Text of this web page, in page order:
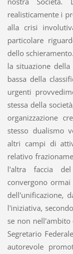
realisticamente i
alla crisi
particolare
dello
la situazione
bassa della
urgenti
stessa della
organizzazione
stesso dualismo
altri campi di
relativo
l'altra faccia
convergono
dell'unificazione,
l'iniziativa,
se non
Segretario
autorevole